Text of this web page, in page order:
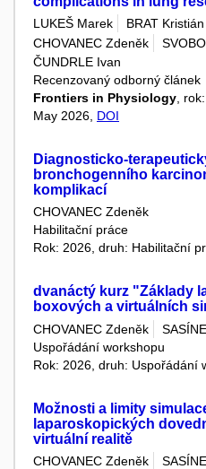
LUKEŠ Marek BRAT Kristián
CHOVANEC Zdeněk
ČUNDRLE Ivan
Recenzovaný odborný článek
Frontiers in Physiology ,
May 2026, DOI
Diagnosticko-
bronchogenního
komplikací
CHOVANEC Zdeněk
Habilitační práce
Rok: 2026, druh: Habilitační
dvanáctý kurz "Základy
boxových a virtuálních
CHOVANEC Zdeněk
Uspořádání workshopu
Rok: 2026, druh: Uspořádání
Možnosti a limity
laparoskopických
virtuální realitě
CHOVANEC Zdeněk